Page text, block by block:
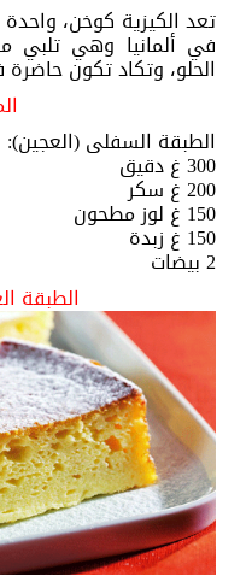
تعد الكيزية كوخن،
في ألمانيا وهي تلبي
الحلو، وتكاد تكون
الطبقة السفلى (العجين):
300 غ دقيق
200 غ سكر
150 غ لوز مطحون
150 غ زبدة
2 بيضات
الطبقة